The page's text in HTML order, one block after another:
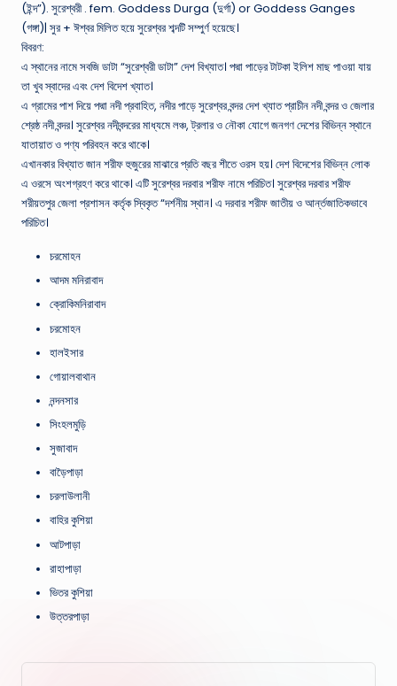
(ইন্দ”). সুরেশ্বরী . fem. Goddess Durga (দুর্গা) or Goddess Ganges
(গঙ্গা)| সুর + ঈশ্বর মিলিত হয়ে সুরেশ্বর শব্দটি সম্পুর্ণ হয়েছে।
বিবরণ:
এ স্থানের নামে সবজি ডাটা “সুরেশ্বরী ডাটা” দেশ বিখ্যাত। পদ্মা পাড়ের টাটকা ইলিশ মাছ পাওয়া যায়
তা খুব স্বাদের এবং দেশ বিদেশ খ্যাত।
এ গ্রামের পাশ দিয়ে পদ্মা নদী প্রবাহিত, নদীর পাড়ে সুরেশ্বর বন্দর দেশ খ্যাত প্রাচীন নদী বন্দর ও জেলার
শ্রেষ্ঠ নদী বন্দর। সুরেশ্বর নদীবন্দরের মাধ্যমে লঞ্চ, ট্রলার ও নৌকা যোগে জনগণ দেশের বিভিন্ন স্থানে
যাতায়াত ও পণ্য পরিবহন করে থাকে।
এখানকার বিখ্যাত জান শরীফ হুজুরের মাঝারে প্রতি বছর শীতে ওরস হয়। দেশ বিদেশের বিভিন্ন লোক
এ ওরসে অংশগ্রহণ করে থাকে। এটি সুরেশ্বর দরবার শরীফ নামে পরিচিত। সুরেশ্বর দরবার শরীফ
শরীয়তপুর জেলা প্রশাসন কর্তৃক স্বিকৃত “দর্শনীয় স্থান। এ দরবার শরীফ জাতীয় ও আর্ন্তজাতিকভাবে
পরিচিত।
চরমোহন
আদম মনিরাবাদ
ক্রোকিমনিরাবাদ
চরমোহন
হালইসার
গোয়ালবাথান
নন্দনসার
সিংহলমুড়ি
সুজাবাদ
বাড়ৈপাড়া
চরলাউলানী
বাহির কুশিয়া
আটপাড়া
রাহাপাড়া
ভিতর কুশিয়া
উত্তরপাড়া